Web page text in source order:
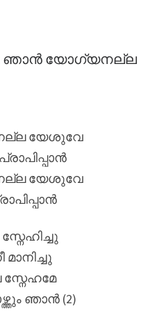
ഞാന്‍ യോഗ്യനല്ല
യേശുവേ
യേശുവേ
മാനിച്ചു
ഞാന്‍ (2)